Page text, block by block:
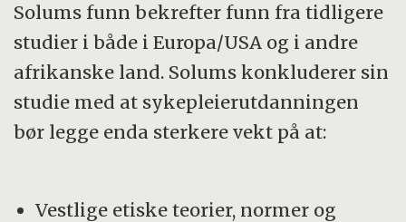
Solums funn bekrefter funn fra tidligere
studier i både i Europa/USA og i andre
afrikanske land. Solums konkluderer sin
studie med at sykepleierutdanningen
bør legge enda sterkere vekt på at:
Vestlige etiske teorier, normer og